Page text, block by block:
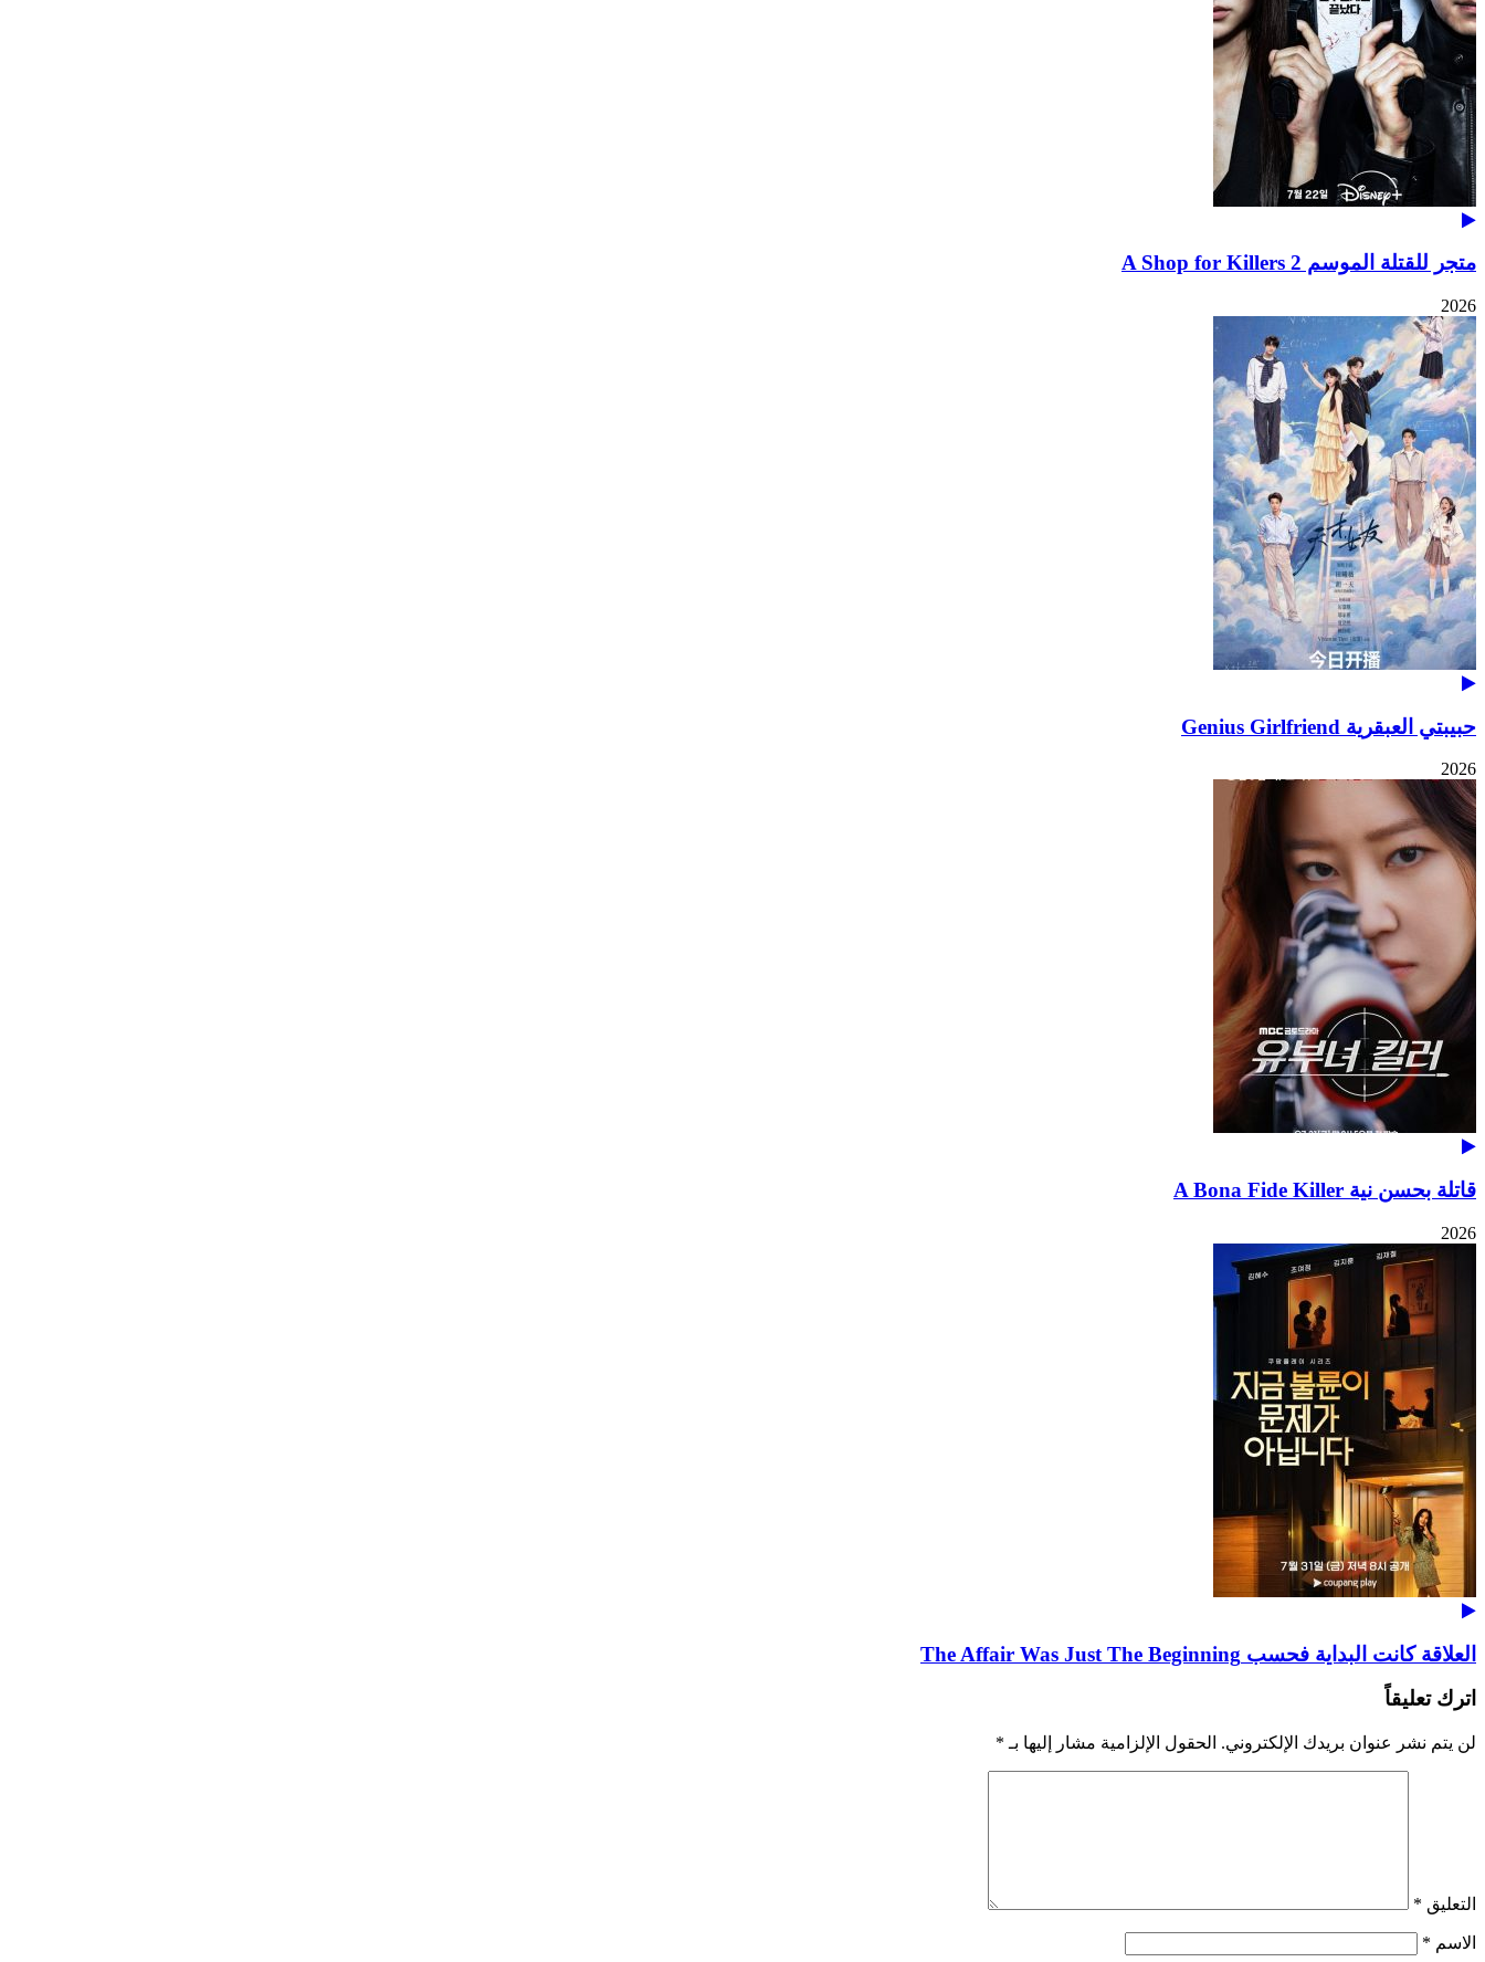
متجر للقتلة الموسم 2 A Shop for Killers
2026
حبيبتي العبقرية Genius Girlfriend
2026
قاتلة بحسن نية A Bona Fide Killer
2026
العلاقة كانت البداية فحسب The Affair Was Just The Beginning
اترك تعليقاً
لن يتم نشر عنوان بريدك الإلكتروني. الحقول الإلزامية مشار إليها بـ *
التعليق *
الاسم *